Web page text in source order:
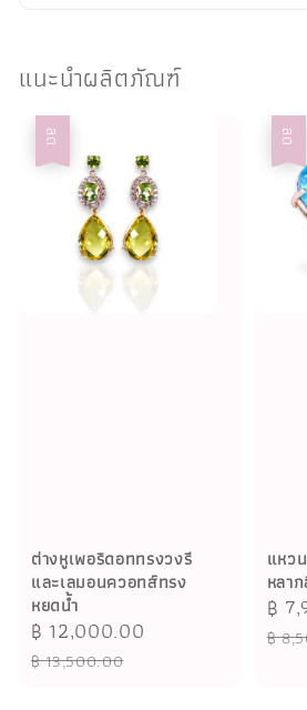
แนะนำผลิตภัณฑ์
ลด
ต่างหูเพอริดอททรงวงรี
และเลมอนควอทส์ทรง
หยดน้ำ
Sale
price
฿ 12,000.00
฿ 13,500.00
ลด
แหว
หลา
Sale
฿
฿